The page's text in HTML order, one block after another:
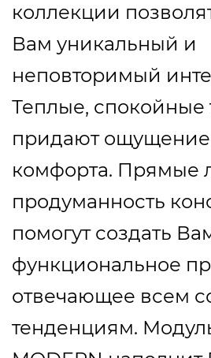
коллекции
Вам уникальный и
неповторимый
Теплые, спокойные
придают ощущение
комфорта. Прямые
продуманность
помогут создать
функциональное
отвечающее всем
тенденциям.